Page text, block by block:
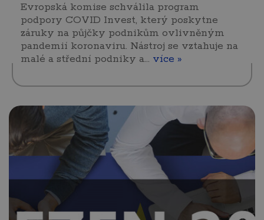
Evropská komise schválila program
podpory COVID Invest, který poskytne
záruky na půjčky podnikům ovlivněným
pandemií koronaviru. Nástroj se vztahuje na
malé a střední podniky a… více »